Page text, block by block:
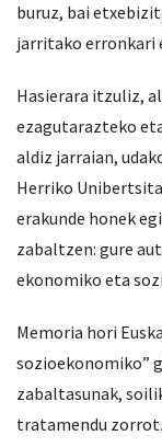
buruz, bai
jarritako erronkari
Hasierara itzuliz,
ezagutarazteko
aldiz jarraian,
Herriko
erakunde honek
zabaltzen: gure
ekonomiko eta
Memoria hori
sozioekonomiko”
zabaltasunak,
tratamendu